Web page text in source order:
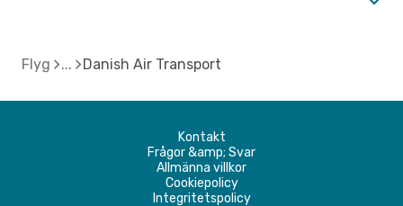
Flyg Danish Air Transport
Kontakt
Frågor &amp; Svar
Allmänna villkor
Cookiepolicy
Integritetspolicy